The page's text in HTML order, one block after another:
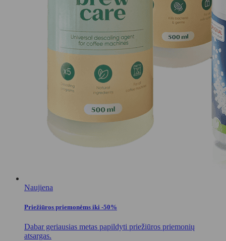
Naujiena
Priežiūros priemonėms iki -50%
Dabar geriausias metas papildyti priežiūros priemonių
atsargas.